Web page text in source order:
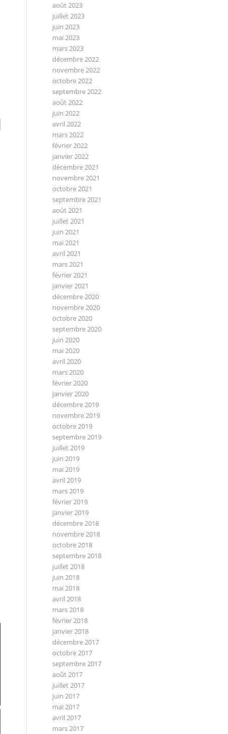
août 2023
juillet 2023
juin 2023
mai 2023
mars 2023
décembre 2022
novembre 2022
octobre 2022
septembre 2022
août 2022
juin 2022
avril 2022
mars 2022
février 2022
janvier 2022
décembre 2021
novembre 2021
octobre 2021
septembre 2021
août 2021
juillet 2021
juin 2021
mai 2021
avril 2021
mars 2021
février 2021
janvier 2021
décembre 2020
novembre 2020
octobre 2020
septembre 2020
juin 2020
mai 2020
avril 2020
mars 2020
février 2020
janvier 2020
décembre 2019
novembre 2019
octobre 2019
septembre 2019
juillet 2019
juin 2019
mai 2019
avril 2019
mars 2019
février 2019
janvier 2019
décembre 2018
novembre 2018
octobre 2018
septembre 2018
juillet 2018
juin 2018
mai 2018
avril 2018
mars 2018
février 2018
janvier 2018
décembre 2017
octobre 2017
septembre 2017
août 2017
juillet 2017
juin 2017
mai 2017
avril 2017
mars 2017